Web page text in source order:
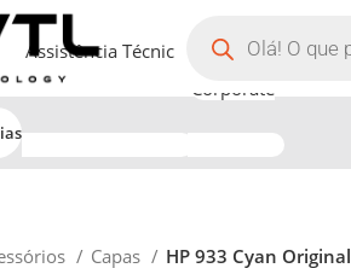
Assistência Técnica
Corporate
Capas HP 933 Cyan